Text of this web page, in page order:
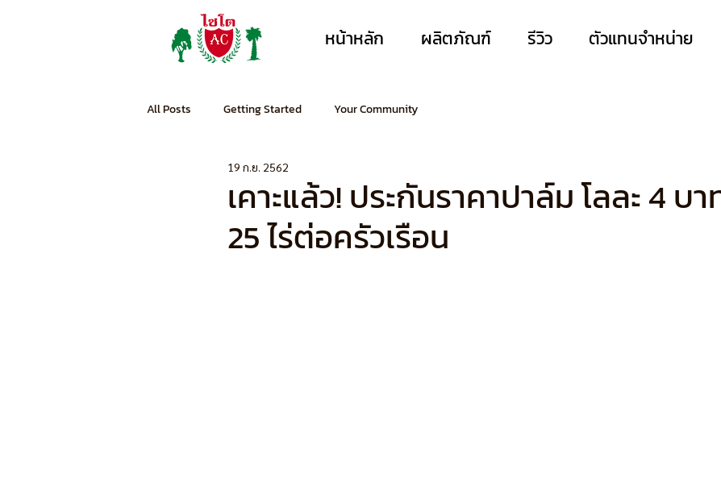
หน้าหลัก ผลิตภัณฑ์ รีวิว ตัวแทนจำหน่าย
All Posts Getting Started Your Community
เคาะแล้ว! ประกันราคาปาล์ม โลละ 4 บ
25 ไร่ต่อครัวเรือน
19 ก.ย. 2562